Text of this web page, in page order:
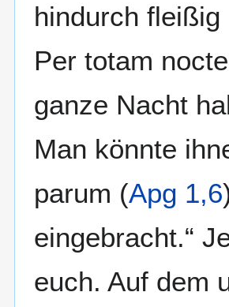
hindurch
Per totam
ganze Nacht
Man könnte
parum (Apg 1,6
eingebracht.“
euch. Auf dem